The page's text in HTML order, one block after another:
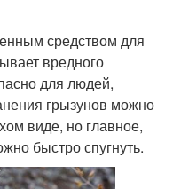
средством для
вредного
для людей,
грызунов можно
виде, но главное,
быстро спугнуть.